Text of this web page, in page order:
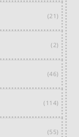
(21)
(2)
(46)
(114)
(55)